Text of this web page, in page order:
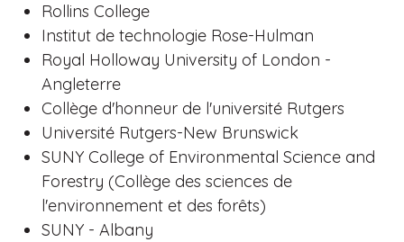
Rollins College
Institut de technologie Rose-Hulman
Royal Holloway University of London -
Angleterre
Collège d'honneur de l'université Rutgers
Université Rutgers-New Brunswick
SUNY College of Environmental Science and
Forestry (Collège des sciences de
l'environnement et des forêts)
SUNY - Albany